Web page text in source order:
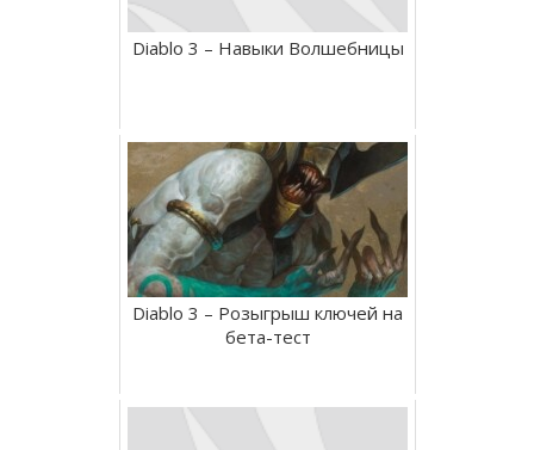
Diablo 3 – Навыки Волшебницы
Diablo 3 – Розыгрыш ключей на
бета-тест